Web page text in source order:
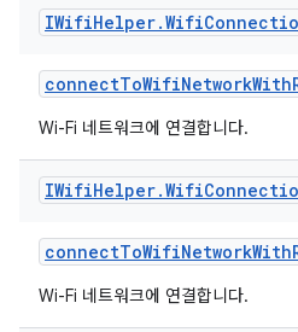
IWifiHelper.Wifi
connectToWifiNetworkWith
Wi-Fi 네트워크에 연결합니다.
IWifiHelper.Wifi
connectToWifiNetworkWith
Wi-Fi 네트워크에 연결합니다.